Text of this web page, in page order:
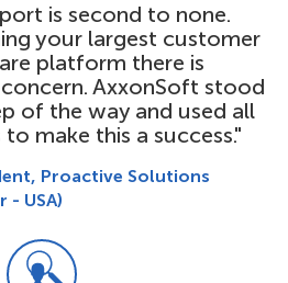
is second to none.
your largest customer
platform there is
AxxonSoft stood
of the way and used all
make this a success."
Proactive Solutions
- USA)